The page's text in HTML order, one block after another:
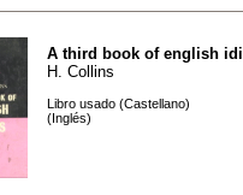
A third book of english
H. Collins
Libro usado (Castellano)
(Inglés)